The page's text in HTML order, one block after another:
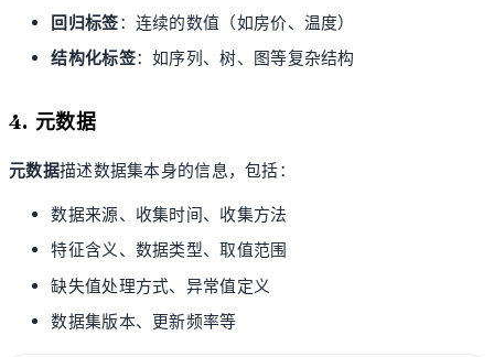
回归标签：连续的数值（如房价、温度）
结构化标签：如序列、树、图等复杂结构
4. 元数据
元数据描述数据集本身的信息，包括：
数据来源、收集时间、收集方法
特征含义、数据类型、取值范围
缺失值处理方式、异常值定义
数据集版本、更新频率等